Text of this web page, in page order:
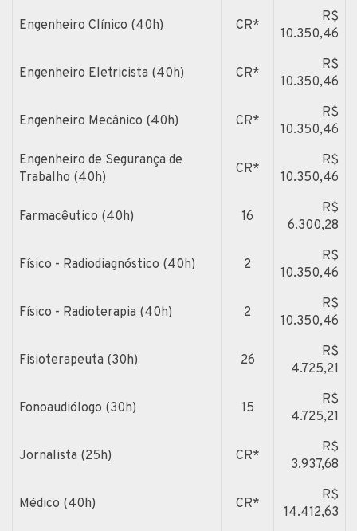
Engenheiro Clínico (40h) CR*
R$
10.350,46
Engenheiro Eletricista (40h) CR*
R$
10.350,46
Engenheiro Mecânico (40h) CR*
R$
10.350,46
Engenheiro de Segurança de
Trabalho (40h)
CR*
R$
10.350,46
Farmacêutico (40h) 16
R$
6.300,28
Físico - Radiodiagnóstico (40h) 2
R$
10.350,46
Físico - Radioterapia (40h) 2
R$
10.350,46
Fisioterapeuta (30h) 26
R$
4.725,21
Fonoaudiólogo (30h) 15
R$
4.725,21
Jornalista (25h) CR*
R$
3.937,68
Médico (40h) CR*
R$
14.412,63